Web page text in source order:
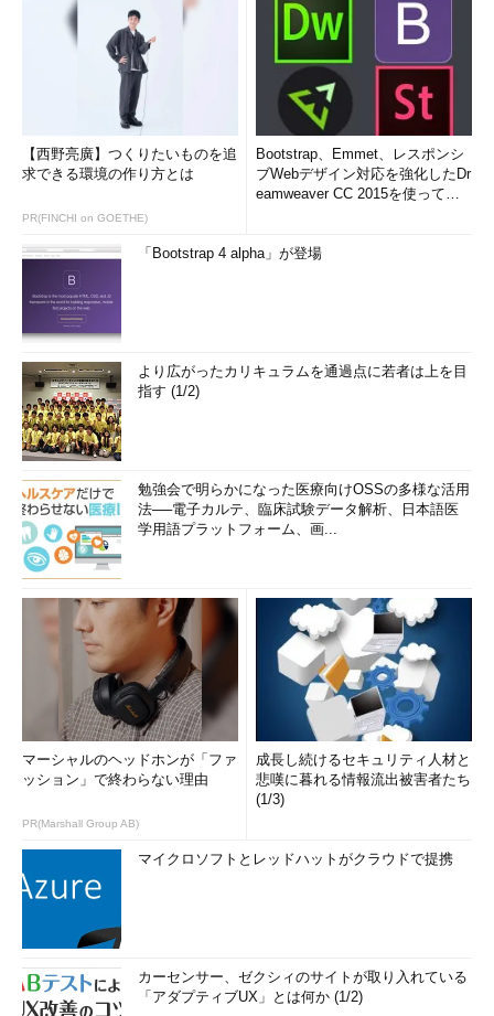
【西野亮廣】つくりたいものを追
求できる環境の作り方とは
PR(FINCHI on GOETHE)
Bootstrap、Emmet、レスポンシ
ブWebデザイン対応を強化したDr
eamweaver CC 2015を使って
「Bootstrap 4 alpha」が登場
より広がったカリキュラムを通過点に若者は上を目
指す (1/2)
勉強会で明らかになった医療向けOSSの多様な活用
法──電子カルテ、臨床試験データ解析、日本語医
学用語プラットフォーム、画...
マーシャルのヘッドホンが「ファ
ッション」で終わらない理由
PR(Marshall Group AB)
成長し続けるセキュリティ人材と
悲嘆に暮れる情報流出被害者たち
(1/3)
マイクロソフトとレッドハットがクラウドで提携
カーセンサー、ゼクシィのサイトが取り入れている
「アダプティブUX」とは何か (1/2)